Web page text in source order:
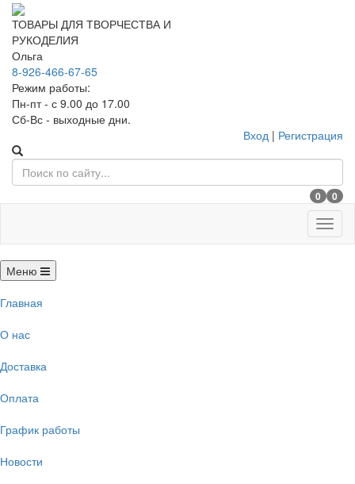
ТОВАРЫ ДЛЯ ТВОРЧЕСТВА И
РУКОДЕЛИЯ
Ольга
8-926-466-67-65
Режим работы:
Пн-пт - с 9.00 до 17.00
Сб-Вс - выходные дни.
Вход | Регистрация
0
0
Меню
Меню
Главная
О нас
Доставка
Оплата
График работы
Новости